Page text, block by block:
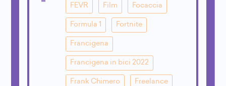
FEVR Film Focaccia
Formula 1 Fortnite
Francigena
Francigena in bici 2022
Frank Chimero Freelance